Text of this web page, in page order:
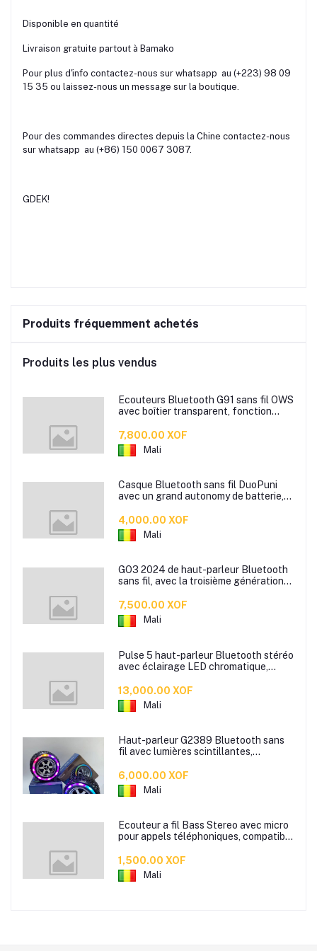
Disponible en quantité
Livraison gratuite partout à Bamako
Pour plus d'info contactez-nous sur whatsapp au (+223) 98 09
15 35 ou laissez-nous un message sur la boutique.
Pour des commandes directes depuis la Chine contactez-nous
sur whatsapp au (+86) 150 0067 3087.
GDEK!
Produits fréquemment achetés
Produits les plus vendus
Ecouteurs Bluetooth G91 sans fil OWS
avec boîtier transparent, fonction
pour le sport et la musique, idéal pour
les environnements de sport et les
appels télépho
7,800.00 XOF
Mali
Casque Bluetooth sans fil DuoPuni
avec un grand autonomy de batterie,
conception pour le sport avec un port
de cou sans fil, et une grande
autonomie pour les écouteurs
4,000.00 XOF
Mali
GO3 2024 de haut-parleur Bluetooth
sans fil, avec la troisième génération
portable, idéal pour les cadeaux
outdoor, et comme un mini-haut-
parleur.
7,500.00 XOF
Mali
Pulse 5 haut-parleur Bluetooth stéréo
avec éclairage LED chromatique,
maison, adapté pour les ordinateurs de
bureau et le son sans fil.
13,000.00 XOF
Mali
Haut-parleur G2389 Bluetooth sans
fil avec lumières scintillantes,
parleur portable avec lecteur de
cartes intégré, et conçu comme un
cadeau de haut-parleur.
6,000.00 XOF
Mali
Ecouteur a fil Bass Stereo avec micro
pour appels téléphoniques, compatible
les ordinateurs, offrant une
sonorisation grave et une autonomie
prolongée.
1,500.00 XOF
Mali